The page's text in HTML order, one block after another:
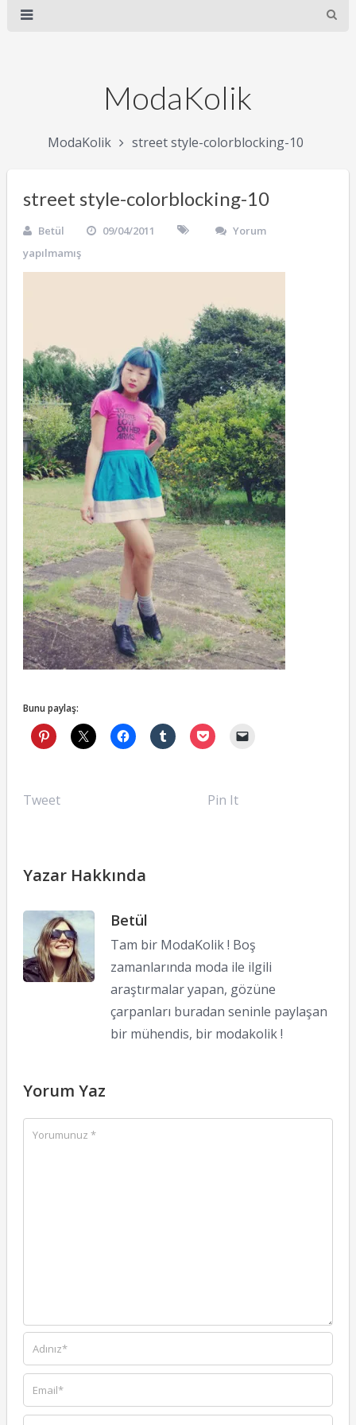
ModaKolik
ModaKolik street style-colorblocking-10
street style-colorblocking-10
Betül 09/04/2011
Yorum
yapılmamış
Bunu paylaş:
Tweet Pin It
Yazar Hakkında
Betül
Tam bir ModaKolik ! Boş
zamanlarında moda ile ilgili
araştırmalar yapan, gözüne
çarpanları buradan seninle paylaşan
bir mühendis, bir modakolik !
Yorum Yaz